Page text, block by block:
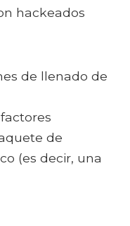
hackeados
de llenado de
de
(es decir, una